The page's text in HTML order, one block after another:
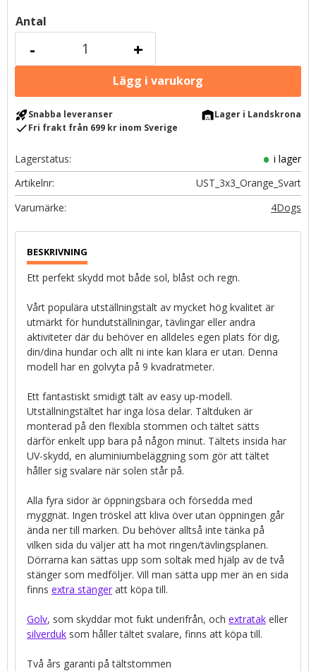
Antal
+
-
rocket_launchSnabba leveranser warehouseLager i Landskrona
checkFri frakt från 699 kr inom Sverige
Lagerstatus
i lager
Artikelnr
UST_3x3_Orange_Svart
4Dogs
Ett perfekt skydd mot både sol, blåst och regn.
Vårt populära utställningstält av mycket hög kvalitet är
utmärkt för hundutställningar, tävlingar eller andra
aktiviteter där du behöver en alldeles egen plats för dig,
din/dina hundar och allt ni inte kan klara er utan. Denna
modell har en golvyta på 9 kvadratmeter.
Ett fantastiskt smidigt tält av easy up-modell.
Utställningstältet har inga lösa delar. Tältduken är
monterad på den flexibla stommen och tältet sätts
därför enkelt upp bara på någon minut. Tältets insida har
UV-skydd, en aluminiumbeläggning som gör att tältet
håller sig svalare när solen står på.
Alla fyra sidor är öppningsbara och försedda med
myggnät. Ingen tröskel att kliva över utan öppningen går
ända ner till marken. Du behöver alltså inte tänka på
vilken sida du väljer att ha mot ringen/tävlingsplanen.
Dörrarna kan sättas upp som soltak med hjälp av de två
stänger som medföljer. Vill man sätta upp mer än en sida
finns extra stänger att köpa till.
Golv, som skyddar mot fukt underifrån, och extratak eller
silverduk som håller tältet svalare, finns att köpa till.
Två års garanti på tältstommen